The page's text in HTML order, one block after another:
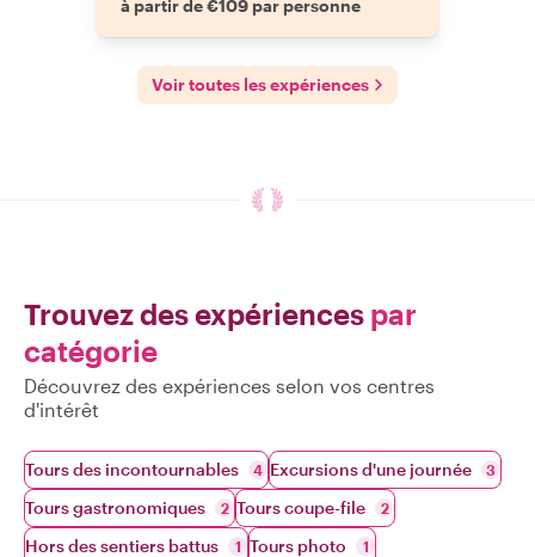
à partir de €109 par personne
Voir toutes les expériences
Trouvez des expériences par
catégorie
Découvrez des expériences selon vos centres
d'intérêt
Tours des incontournables 4 Excursions d'une journée 3
Tours gastronomiques 2 Tours coupe-file 2
Hors des sentiers battus 1 Tours photo 1